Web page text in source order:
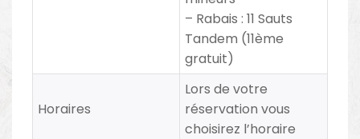
– Rabais :11 Sauts
Tandem (11ème
gratuit)
Horaires
Lors de votre
réservation vous
choisirez l’horaire